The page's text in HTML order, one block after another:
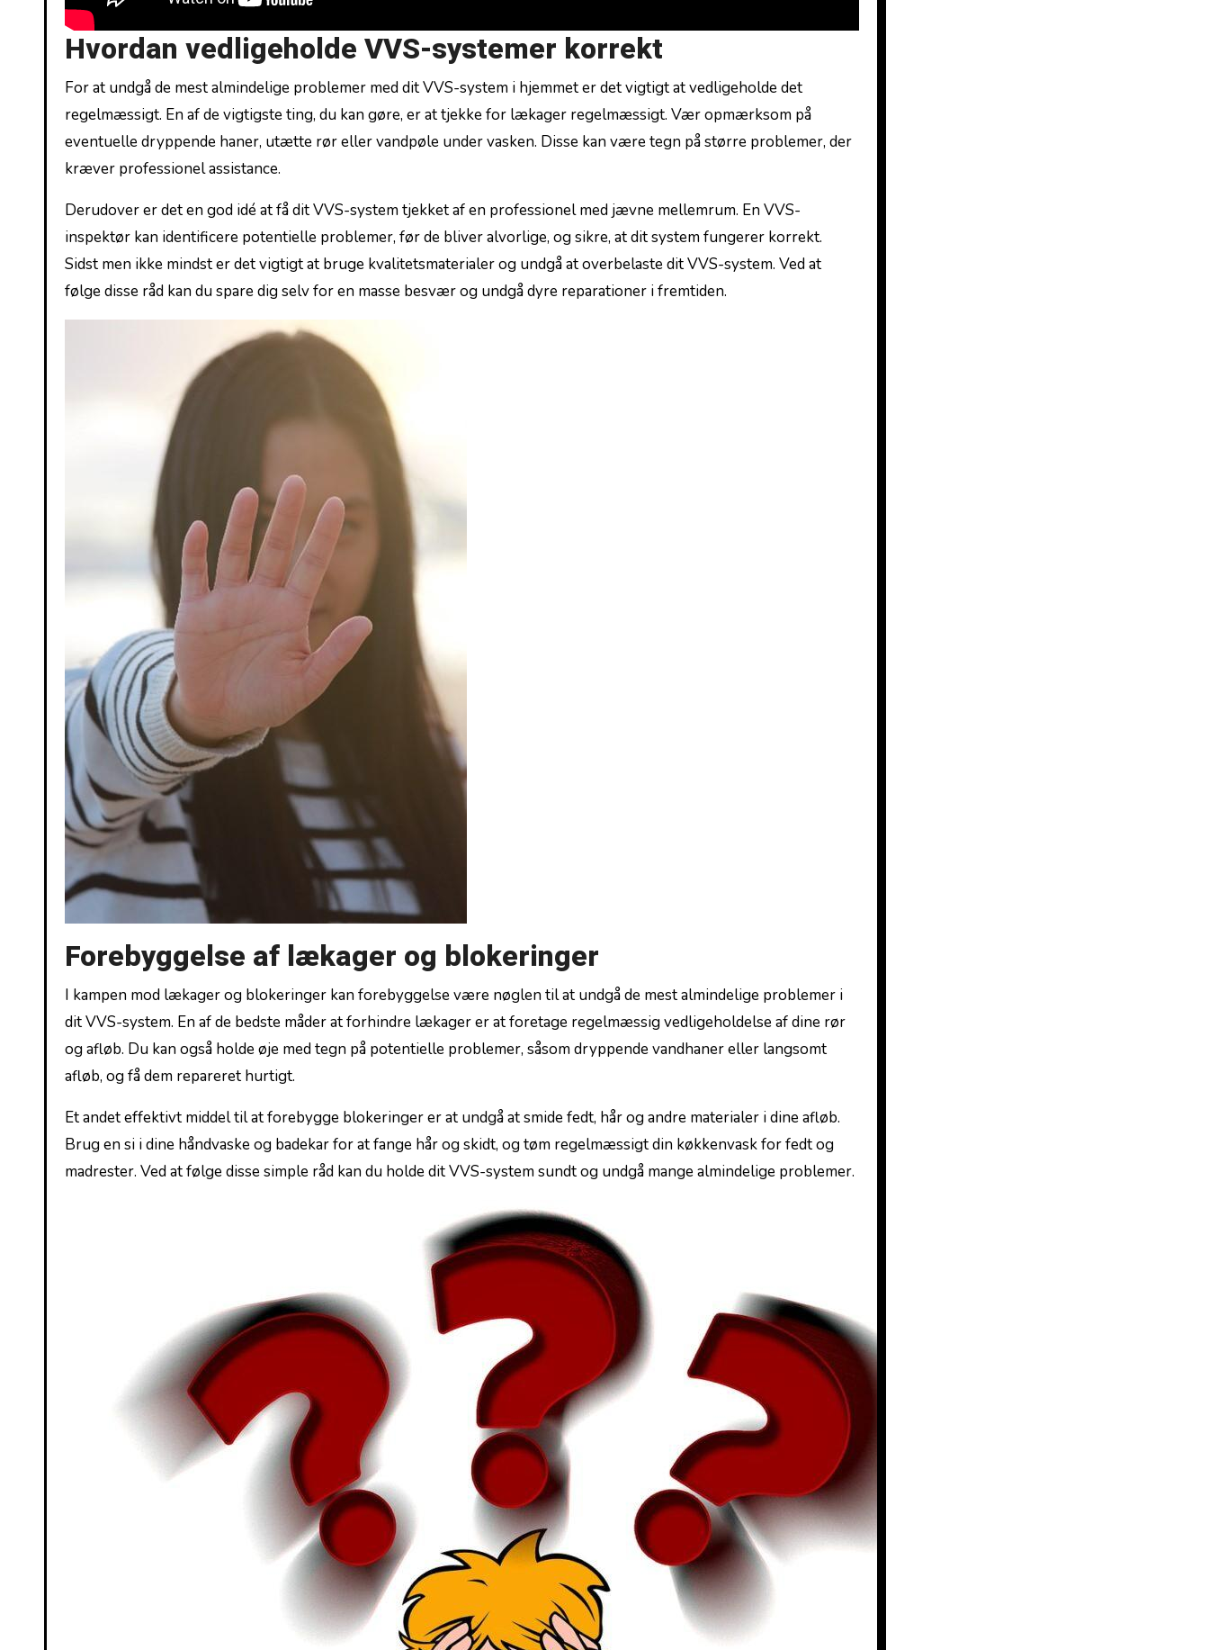
Hvordan vedligeholde VVS-systemer⁣ korrekt
For at⁢ undgå de‌ mest almindelige problemer med dit‍ VVS-system ⁣i hjemmet ⁣er det vigtigt at vedligeholde ​det
⁣regelmæssigt. En af de vigtigste ting, du kan‌ gøre, er at tjekke for lækager regelmæssigt. Vær opmærksom på
eventuelle dryppende haner, utætte rør ​eller‍ vandpøle under vasken. Disse kan‍ være tegn på større problemer, der
⁣kræver professionel assistance.
Derudover er det en god idé ​at få dit VVS-system tjekket af en professionel med jævne mellemrum. En VVS-
inspektør kan identificere ‍potentielle problemer,⁢ før de bliver⁢ alvorlige, og sikre, at dit system⁤ fungerer ‌korrekt.
Sidst men ikke mindst er det vigtigt at bruge‌ kvalitetsmaterialer og undgå ‍at overbelaste dit VVS-system. Ved⁣ at
følge disse råd kan⁢ du spare dig selv for en masse besvær ​og undgå dyre reparationer⁢ i fremtiden.
Forebyggelse ​af lækager og blokeringer
I kampen mod lækager og blokeringer kan forebyggelse være nøglen til at undgå de mest almindelige‌ problemer i
dit VVS-system.⁢ En af⁢ de bedste måder at forhindre ⁢lækager er at foretage regelmæssig vedligeholdelse ‌af dine rør⁢
og afløb.⁢ Du kan også⁤ holde øje med tegn ‌på potentielle problemer, såsom dryppende vandhaner eller langsomt
afløb, ⁤og få dem repareret‌ hurtigt.
Et andet effektivt ⁣middel til at forebygge blokeringer er at undgå at smide⁣ fedt, ‍hår og ⁤andre materialer i dine afløb.
‌Brug en si i⁢ dine håndvaske og badekar for at‍ fange hår⁤ og skidt, og tøm ​regelmæssigt din køkkenvask for fedt og
madrester. ​Ved ‌at følge disse‍ simple råd kan du holde⁢ dit VVS-system sundt og undgå mange almindelige ‍problemer.